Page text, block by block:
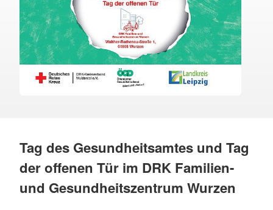
Tag des Gesundheitsamtes und Tag
der offenen Tür im DRK Familien-
und Gesundheitszentrum Wurzen